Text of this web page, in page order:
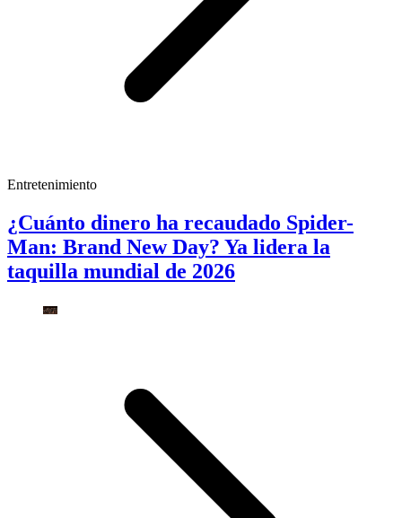
Entretenimiento
¿Cuánto dinero ha recaudado Spider-
Man: Brand New Day? Ya lidera la
taquilla mundial de 2026